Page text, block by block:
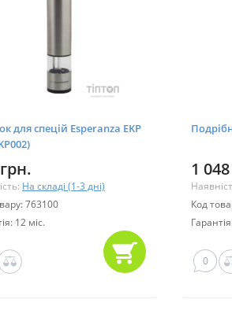
для спецій Esperanza EKP
На складі (1-3 дні)
763100
12 міс.
1
Код
0